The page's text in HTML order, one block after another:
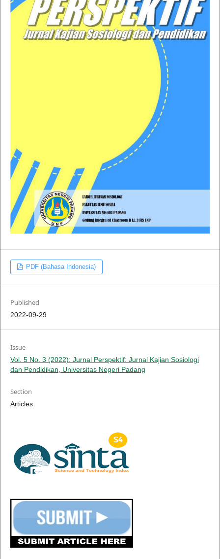
PDF (Bahasa Indonesia)
Published
2022-09-29
Issue
Vol. 5 No. 3 (2022): Jurnal Perspektif: Jurnal Kajian Sosiologi
dan Pendidikan, Universitas Negeri Padang
Section
Articles